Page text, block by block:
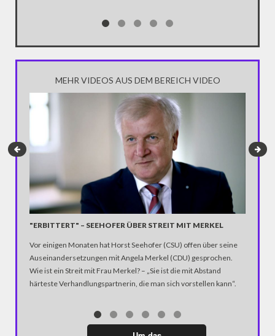
MEHR VIDEOS AUS DEM BEREICH VIDEO
"ERBITTERT" – SEEHOFER ÜBER STREIT MIT MERKEL
Vor einigen Monaten hat Horst Seehofer (CSU) offen über seine
Auseinandersetzungen mit Angela Merkel (CDU) gesprochen.
Wie ist ein Streit mit Frau Merkel? – „Sie ist die mit Abstand
härteste Verhandlungspartnerin, die man sich vorstellen kann“.